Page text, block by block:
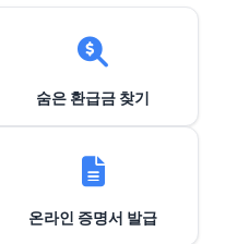
숨은 환급금 찾기
온라인 증명서 발급